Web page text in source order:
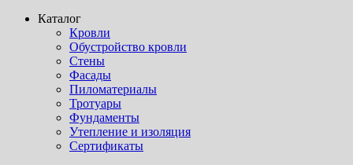
Каталог
Кровли
Обустройство кровли
Стены
Фасады
Пиломатериалы
Тротуары
Фундаменты
Утепление и изоляция
Сертификаты